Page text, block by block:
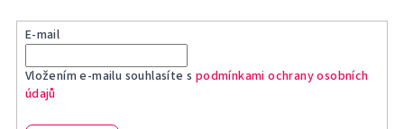
E-mail
Vložením e-mailu souhlasíte s podmínkami ochrany osobních
údajů